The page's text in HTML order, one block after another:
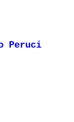
Peruci